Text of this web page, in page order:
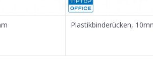
Plastikbinderücken,